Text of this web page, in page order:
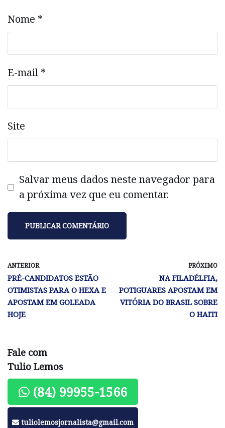
Nome *
E-mail *
Site
Salvar meus dados neste navegador para
a próxima vez que eu comentar.
ANTERIOR
PRÉ-CANDIDATOS ESTÃO
OTIMISTAS PARA O HEXA E
APOSTAM EM GOLEADA
HOJE
PRÓXIMO
NA FILADÉLFIA,
POTIGUARES APOSTAM EM
VITÓRIA DO BRASIL SOBRE
O HAITI
Fale com
Tulio Lemos
(84) 99955-1566
tuliolemosjornalista@gmail.com